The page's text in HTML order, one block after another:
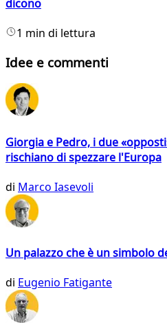
dicono
1 min di lettura
Idee e commenti
Giorgia e Pedro, i due
rischiano di spezzare l'Europa
di Marco Iasevoli
Un palazzo che è un simbolo
di Eugenio Fatigante